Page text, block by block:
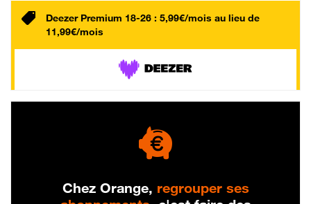
Deezer Premium 18-26 : 5,99€/mois au lieu de
11,99€/mois
Chez Orange, regrouper ses